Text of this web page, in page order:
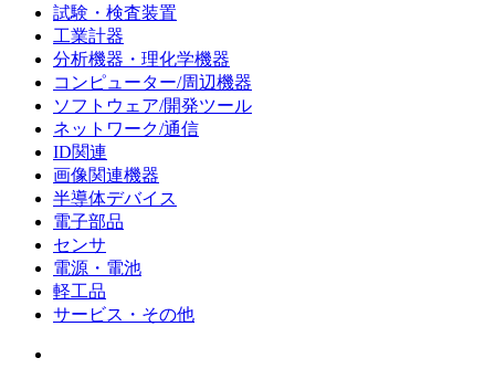
試験・検査装置
工業計器
分析機器・理化学機器
コンピューター/周辺機器
ソフトウェア/開発ツール
ネットワーク/通信
ID関連
画像関連機器
半導体デバイス
電子部品
センサ
電源・電池
軽工品
サービス・その他